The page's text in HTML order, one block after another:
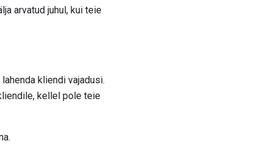
arvatud juhul, kui teie
kliendi vajadusi.
kellel pole teie